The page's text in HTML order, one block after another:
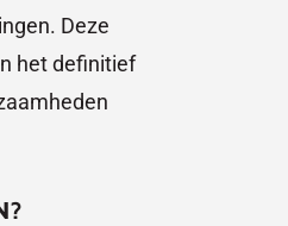
Deze
het definitief